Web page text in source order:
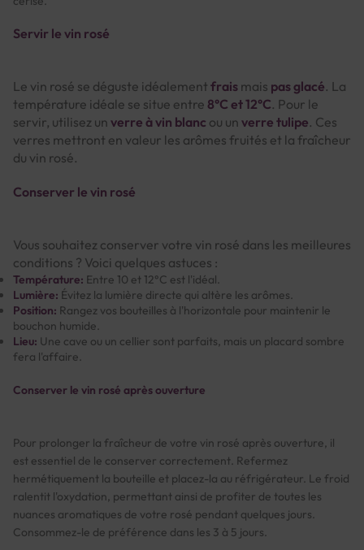
Servir le vin rosé
Le vin rosé se déguste idéalement frais mais pas glacé. La
température idéale se situe entre 8°C et 12°C. Pour le
servir, utilisez un verre à vin blanc ou un verre tulipe. Ces
verres mettront en valeur les arômes fruités et la fraîcheur
du vin rosé.
Conserver le vin rosé
Vous souhaitez conserver votre vin rosé dans les meilleures
conditions ? Voici quelques astuces :
Température: Entre 10 et 12°C est l'idéal.
Lumière: Évitez la lumière directe qui altère les arômes.
Position: Rangez vos bouteilles à l'horizontale pour maintenir le
bouchon humide.
Lieu: Une cave ou un cellier sont parfaits, mais un placard sombre
fera l'affaire.
Conserver le vin rosé après ouverture
Pour prolonger la fraîcheur de votre vin rosé après ouverture, il
est essentiel de le conserver correctement. Refermez
hermétiquement la bouteille et placez-la au réfrigérateur. Le froid
ralentit l'oxydation, permettant ainsi de profiter de toutes les
nuances aromatiques de votre rosé pendant quelques jours.
Consommez-le de préférence dans les 3 à 5 jours.